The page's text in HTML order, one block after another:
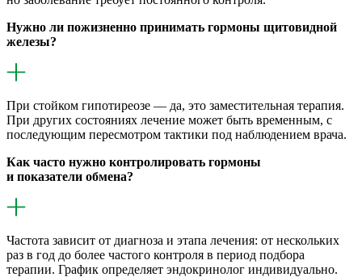
Нужно ли пожизненно принимать гормоны щитовидной
железы?
При стойком гипотиреозе — да, это заместительная терапия.
При других состояниях лечение может быть временным, с
последующим пересмотром тактики под наблюдением врача.
Как часто нужно контролировать гормоны
и показатели обмена?
Частота зависит от диагноза и этапа лечения: от нескольких
раз в год до более частого контроля в период подбора
терапии. График определяет эндокринолог индивидуально.